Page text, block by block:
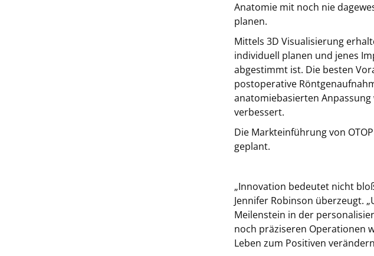
Anatomie mit noch nie
planen.
Mittels 3D Visualisierung
individuell planen und jenes
abgestimmt ist. Die besten
postoperative
anatomiebasierten
verbessert.
Die Markteinführung von
geplant.
„Innovation bedeutet nicht
Jennifer Robinson überzeugt.
Meilenstein in der
noch präziseren Operationen
Leben zum Positiven